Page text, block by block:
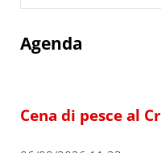
Agenda
Cena di pesce al